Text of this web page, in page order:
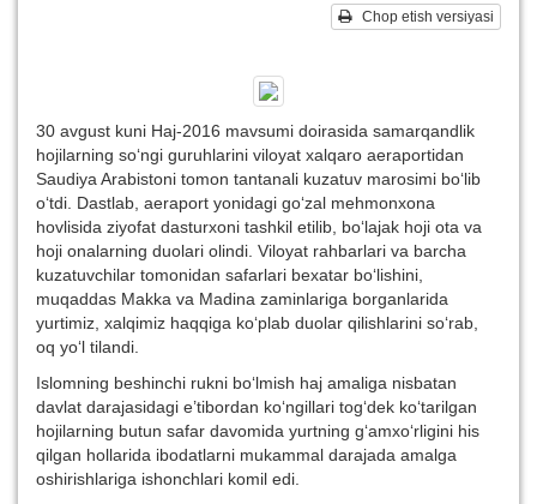
Chop etish versiyasi
30 avgust kuni Haj-2016 mavsumi doirasida samarqandlik
hojilarning so‘ngi guruhlarini viloyat xalqaro aeraportidan
Saudiya Arabistoni tomon tantanali kuzatuv marosimi bo‘lib
o‘tdi. Dastlab, aeraport yonidagi go‘zal mehmonxona
hovlisida ziyofat dasturxoni tashkil etilib, bo‘lajak hoji ota va
hoji onalarning duolari olindi. Viloyat rahbarlari va barcha
kuzatuvchilar tomonidan safarlari bexatar bo‘lishini,
muqaddas Makka va Madina zaminlariga borganlarida
yurtimiz, xalqimiz haqqiga ko‘plab duolar qilishlarini so‘rab,
oq yo‘l tilandi.
Islomning beshinchi rukni bo‘lmish haj amaliga nisbatan
davlat darajasidagi e’tibordan ko‘ngillari tog‘dek ko‘tarilgan
hojilarning butun safar davomida yurtning g‘amxo‘rligini his
qilgan hollarida ibodatlarni mukammal darajada amalga
oshirishlariga ishonchlari komil edi.